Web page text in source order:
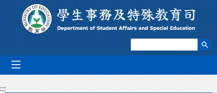
跳到主要內容區塊
:::